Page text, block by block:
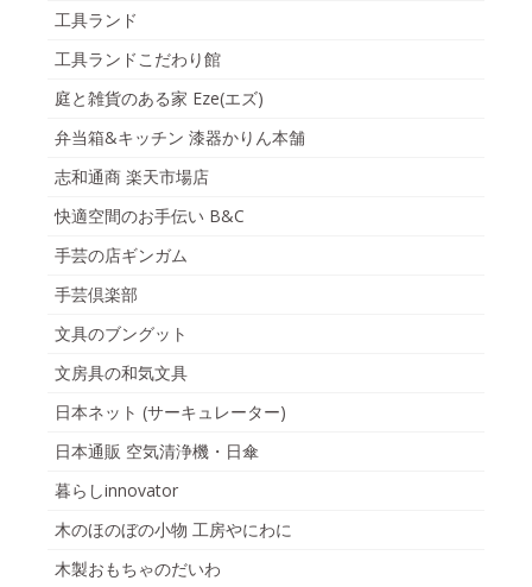
工具ランド
工具ランドこだわり館
庭と雑貨のある家 Eze(エズ)
弁当箱&キッチン 漆器かりん本舗
志和通商 楽天市場店
快適空間のお手伝い B&C
手芸の店ギンガム
手芸倶楽部
文具のブングット
文房具の和気文具
日本ネット (サーキュレーター)
日本通販 空気清浄機・日傘
暮らしinnovator
木のほのぼの小物 工房やにわに
木製おもちゃのだいわ